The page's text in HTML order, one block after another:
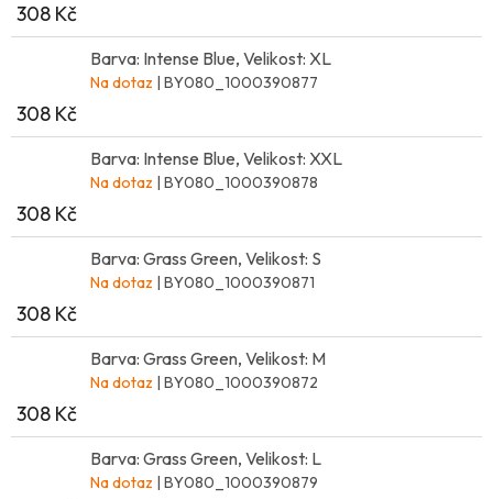
308 Kč
Barva: Intense Blue, Velikost: XL
Na dotaz | BY080_1000390877
308 Kč
Barva: Intense Blue, Velikost: XXL
Na dotaz | BY080_1000390878
308 Kč
Barva: Grass Green, Velikost: S
Na dotaz | BY080_1000390871
308 Kč
Barva: Grass Green, Velikost: M
Na dotaz | BY080_1000390872
308 Kč
Barva: Grass Green, Velikost: L
Na dotaz | BY080_1000390879